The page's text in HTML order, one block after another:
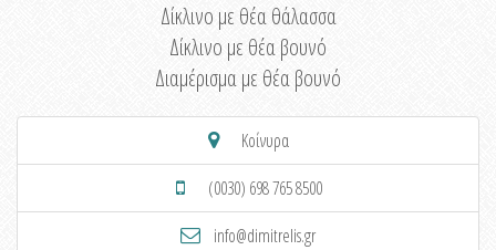
Δίκλινο με θέα θάλασσα
Δίκλινο με θέα βουνό
Διαμέρισμα με θέα βουνό
Κοίνυρα
(0030) 698 765 8500
info@dimitrelis.gr